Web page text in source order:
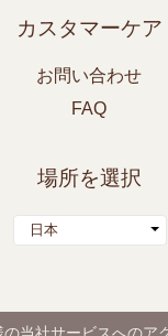
カスタマーケア
お問い合わせ
FAQ
場所を選択
日本
当社サービスへのア